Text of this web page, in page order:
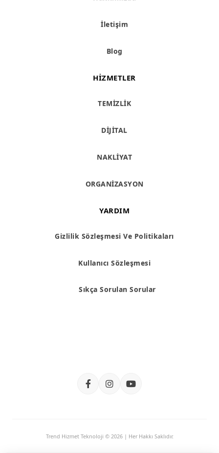
İletişim
Blog
HIZMETLER
TEMİZLİK
DİJİTAL
NAKLİYAT
ORGANİZASYON
YARDIM
Gizlilik Sözleşmesi Ve Politikaları
Kullanıcı Sözleşmesi
Sıkça Sorulan Sorular
Trend Hizmet Teknoloji © 2026 | Her Hakkı Saklıdır.